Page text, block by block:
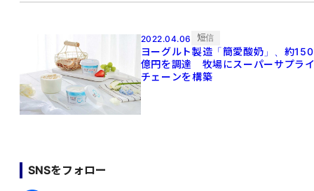
2022.04.06 短信
ヨーグルト製造「簡愛酸奶」、約150
億円を調達 牧場にスーパーサプラ
チェーンを構築
SNSをフォロー